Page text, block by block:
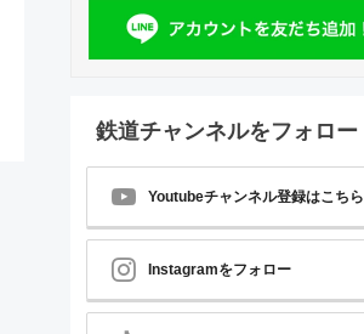
鉄道チャンネルをフォロー
Youtubeチャンネル登録はこちら
Instagramをフォロー